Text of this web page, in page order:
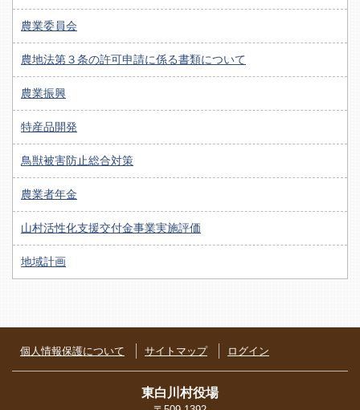
農業委員会
農地法第３条の許可申請に係る書類について
農業振興
特産品開発
鳥獣被害防止総合対策
農業者年金
山村活性化支援交付金事業実施評価
地域計画
個人情報保護について サイトマップ ログイン
東白川村役場